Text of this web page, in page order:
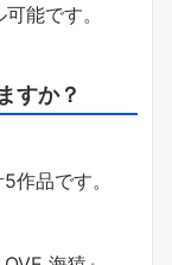
能です。
すか？
品です。